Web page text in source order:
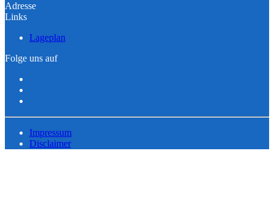
Adresse
Links
Lageplan
Folge uns auf
Impressum
Disclaimer